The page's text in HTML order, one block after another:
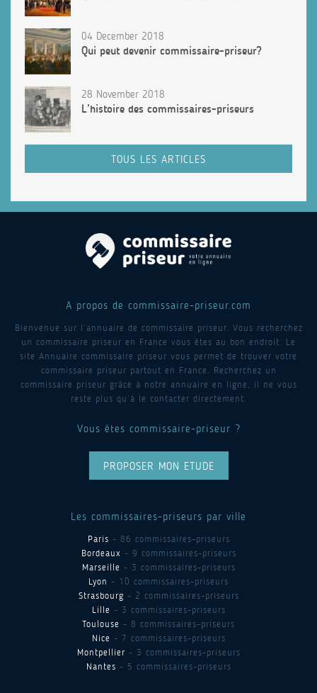
04 December 2018
Qui peut devenir commissaire-priseur?
28 November 2018
L’histoire des commissaires-priseurs
TOUS LES ARTICLES
A propos de commissaire-priseur.com
Bienvenue sur l’annuaire de commissaire priseur. Vous recherchez
un commissaire priseur en France vous êtes au bon endroit. Le
site Annuaire commissaire priseur vous permet de trouver votre
commissaire priseur partout en France. Recherchez un
commissaire priseur grâce à notre annuaire en ligne, il ne vous
reste plus qu’à le contacter directement.
Vous êtes commissaire-priseur ?
PROPOSER MON ETUDE
Les commissaires-priseurs par ville
Paris - 86 commissaires-priseurs
Bordeaux - 9 commissaires-priseurs
Marseille - 3 commissaires-priseurs
Lyon - 10 commissaires-priseurs
Strasbourg - 2 commissaires-priseurs
Lille - 3 commissaires-priseurs
Toulouse - 8 commissaires-priseurs
Nice - 7 commissaires-priseurs
Montpellier - 3 commissaires-priseurs
Nantes - 5 commissaires-priseurs